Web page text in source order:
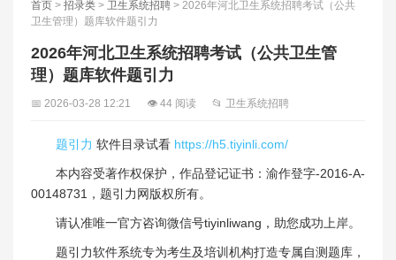
首页 > 招录类 > 卫生系统招聘 > 2026年河北卫生系统招聘考试（公共
卫生管理）题库软件题引力
2026年河北卫生系统招聘考试（公共卫生管
理）题库软件题引力
📅 2026-03-28 12:21 👁 44 阅读 📂 卫生系统招聘
题引力 软件目录试看 https://h5.tiyinli.com/
本内容受著作权保护，作品登记证书：渝作登字-2016-A-
00148731，题引力网版权所有。
请认准唯一官方咨询微信号tiyinliwang，助您成功上岸。
题引力软件系统专为考生及培训机构打造专属自测题库，